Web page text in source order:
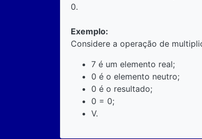
0.
Exemplo:
Considere a operação de
7 é um elemento real;
0 é o elemento neutro;
0 é o resultado;
0 = 0;
V.